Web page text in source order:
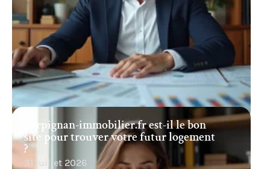
Perpignan-immobilier.fr est-il le bon
site pour trouver votre futur logement
?
31 juillet 2026